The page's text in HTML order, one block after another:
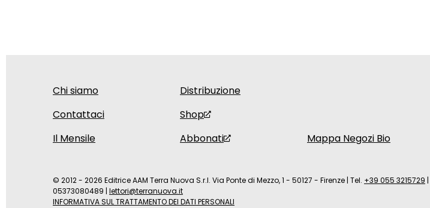
Chi siamo
Contattaci
Il Mensile
Distribuzione
Shop
Abbonati
Mappa Negozi Bio
© 2012 - 2026 Editrice AAM Terra Nuova S.r.l. Via Ponte di Mezzo, 1 - 50127 - Firenze | Tel. +39 055 3215729 |
05373080489 | lettori@terranuova.it
INFORMATIVA SUL TRATTAMENTO DEI DATI PERSONALI